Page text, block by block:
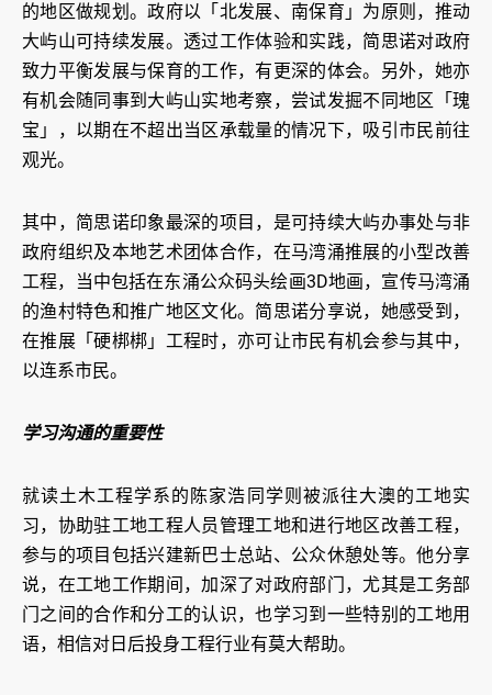
的地区做规划。政府以「北发展、南保育」为原则，推动
大屿山可持续发展。透过工作体验和实践，简思诺对政府
致力平衡发展与保育的工作，有更深的体会。另外，她亦
有机会随同事到大屿山实地考察，尝试发掘不同地区「瑰
宝」，以期在不超出当区承载量的情况下，吸引市民前往
观光。
其中，简思诺印象最深的项目，是可持续大屿办事处与非
政府组织及本地艺术团体合作，在马湾涌推展的小型改善
工程，当中包括在东涌公众码头绘画3D地画，宣传马湾涌
的渔村特色和推广地区文化。简思诺分享说，她感受到，
在推展「硬梆梆」工程时，亦可让市民有机会参与其中，
以连系市民。
学习沟通的重要性
就读土木工程学系的陈家浩同学则被派往大澳的工地实
习，协助驻工地工程人员管理工地和进行地区改善工程，
参与的项目包括兴建新巴士总站、公众休憩处等。他分享
说，在工地工作期间，加深了对政府部门，尤其是工务部
门之间的合作和分工的认识，也学习到一些特别的工地用
语，相信对日后投身工程行业有莫大帮助。